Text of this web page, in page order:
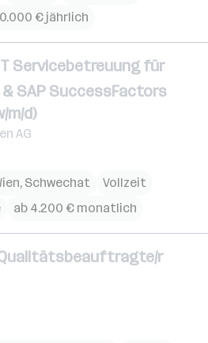
€ jährlich
Servicebetreuung für
SAP SuccessFactors
m/d)
AG
, Schwechat
Vollzeit
ab 4.200 € monatlich
r